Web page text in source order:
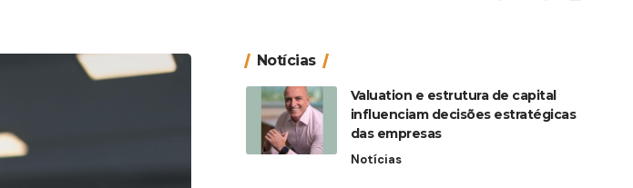
Notícias
Valuation e estrutura de capital
influenciam decisões estratégicas
das empresas
Notícias